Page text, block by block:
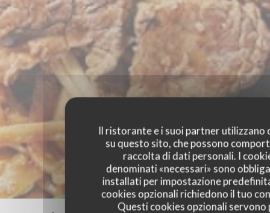
Il ristorante e i suoi partner utilizzano
su questo sito, che possono
raccolta di dati personali. I
denominati «necessari» sono
installati per impostazione
cookies opzionali richiedono il tuo
Questi cookies opzionali servono